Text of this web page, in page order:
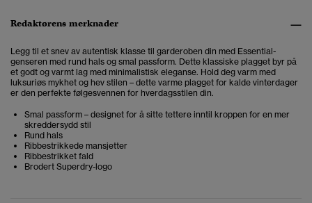
Redaktørens merknader
Legg til et snev av autentisk klasse til garderoben din med Essential-
genseren med rund hals og smal passform. Dette klassiske plagget byr på
et godt og varmt lag med minimalistisk eleganse. Hold deg varm med
luksuriøs mykhet og hev stilen – dette varme plagget for kalde vinterdager
er den perfekte følgesvennen for hverdagsstilen din.
Smal passform – designet for å sitte tettere inntil kroppen for en mer
skreddersydd stil
Rund hals
Ribbestrikkede mansjetter
Ribbestrikket fald
Brodert Superdry-logo